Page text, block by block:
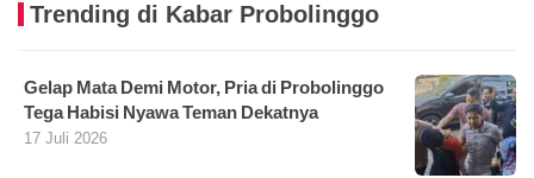
Trending di Kabar Probolinggo
Gelap Mata Demi Motor, Pria di Probolinggo
Tega Habisi Nyawa Teman Dekatnya
17 Juli 2026